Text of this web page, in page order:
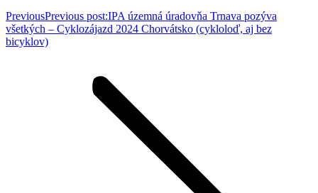
PreviousPrevious post:IPA územná úradovňa Trnava pozýva
všetkých – Cyklozájazd 2024 Chorvátsko (cykloloď, aj bez
bicyklov)